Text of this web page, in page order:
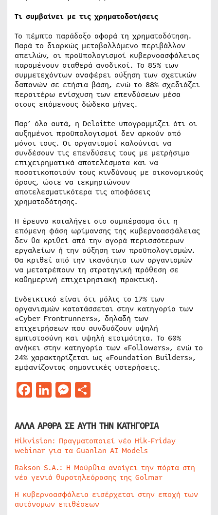
Τι συμβαίνει με τις χρηματοδοτήσεις
Το πέμπτο παράδοξο αφορά τη χρηματοδότηση.
Παρά το διαρκώς μεταβαλλόμενο περιβάλλον
απειλών, οι προϋπολογισμοί κυβερνοασφάλειας
παραμένουν σταθερά ανοδικοί. Το 85% των
συμμετεχόντων αναφέρει αύξηση των σχετικών
δαπανών σε ετήσια βάση, ενώ το 88% σχεδιάζει
περαιτέρω ενίσχυση των επενδύσεων μέσα
στους επόμενους δώδεκα μήνες.
Παρ’ όλα αυτά, η Deloitte υπογραμμίζει ότι οι
αυξημένοι προϋπολογισμοί δεν αρκούν από
μόνοι τους. Οι οργανισμοί καλούνται να
συνδέσουν τις επενδύσεις τους με μετρήσιμα
επιχειρηματικά αποτελέσματα και να
ποσοτικοποιούν τους κινδύνους με οικονομικούς
όρους, ώστε να τεκμηριώνουν
αποτελεσματικότερα τις αποφάσεις
χρηματοδότησης.
Η έρευνα καταλήγει στο συμπέρασμα ότι η
επόμενη φάση ωρίμανσης της κυβερνοασφάλειας
δεν θα κριθεί από την αγορά περισσότερων
εργαλείων ή την αύξηση των προϋπολογισμών.
Θα κριθεί από την ικανότητα των οργανισμών
να μετατρέπουν τη στρατηγική πρόθεση σε
καθημερινή επιχειρησιακή πρακτική.
Ενδεικτικό είναι ότι μόλις το 17% των
οργανισμών κατατάσσεται στην κατηγορία των
«Cyber Frontrunners», δηλαδή των
επιχειρήσεων που συνδυάζουν υψηλή
εμπιστοσύνη και υψηλή ετοιμότητα. Το 60%
ανήκει στην κατηγορία των «Followers», ενώ το
24% χαρακτηρίζεται ως «Foundation Builders»,
εμφανίζοντας σημαντικές υστερήσεις.
Facebook
LinkedIn
Messenger
ΑΛΛΑ ΑΡΘΡΑ ΣΕ ΑΥΤΗ ΤΗΝ ΚΑΤΗΓΟΡΙΑ
Hikvision: Πραγματοποιεί νέο Hik-Friday
webinar για τα Guanlan AI Models
Rakson S.A.: Η Μούρθια ανοίγει την πόρτα στη
νέα γενιά θυροτηλεόρασης της Golmar
Η κυβερνοασφάλεια εισέρχεται στην εποχή των
αυτόνομων επιθέσεων